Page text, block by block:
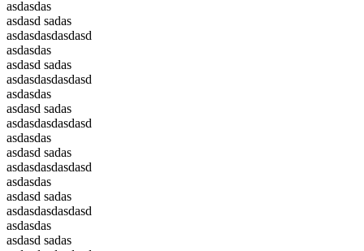
asdasdas
asdasd sadas
asdasdasdasdasd
asdasdas
asdasd sadas
asdasdasdasdasd
asdasdas
asdasd sadas
asdasdasdasdasd
asdasdas
asdasd sadas
asdasdasdasdasd
asdasdas
asdasd sadas
asdasdasdasdasd
asdasdas
asdasd sadas